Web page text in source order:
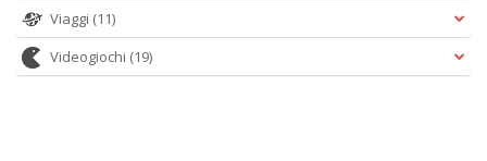
Viaggi (11)
Videogiochi (19)